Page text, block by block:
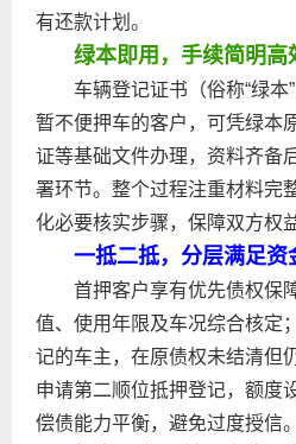
有还款计划。
绿本即用，手续简明高
车辆登记证书（俗称“绿
暂不便押车的客户，可凭绿本
证等基础文件办理，资料齐备
署环节。整个过程注重材料完
化必要核实步骤，保障双方权
一抵二抵，分层满足资
首押客户享有优先债权保
值、使用年限及车况综合核定
记的车主，在原债权未结清但
申请第二顺位抵押登记，额度
偿债能力平衡，避免过度授信。